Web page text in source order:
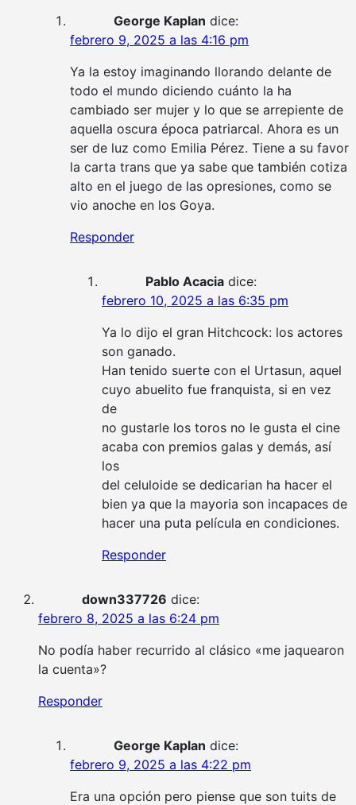
George Kaplan dice:
febrero 9, 2025 a las 4:16 pm
Ya la estoy imaginando llorando delante de
todo el mundo diciendo cuánto la ha
cambiado ser mujer y lo que se arrepiente de
aquella oscura época patriarcal. Ahora es un
ser de luz como Emilia Pérez. Tiene a su favor
la carta trans que ya sabe que también cotiza
alto en el juego de las opresiones, como se
vio anoche en los Goya.
Responder
Pablo Acacia dice:
febrero 10, 2025 a las 6:35 pm
Ya lo dijo el gran Hitchcock: los actores
son ganado.
Han tenido suerte con el Urtasun, aquel
cuyo abuelito fue franquista, si en vez
de
no gustarle los toros no le gusta el cine
acaba con premios galas y demás, así
los
del celuloide se dedicarian ha hacer el
bien ya que la mayoria son incapaces de
hacer una puta película en condiciones.
Responder
down337726 dice:
febrero 8, 2025 a las 6:24 pm
No podía haber recurrido al clásico «me jaquearon
la cuenta»?
Responder
George Kaplan dice:
febrero 9, 2025 a las 4:22 pm
Era una opción pero piense que son tuits de